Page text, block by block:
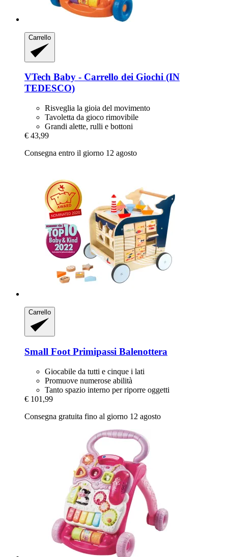
Carrello
VTech Baby -​ Carrello dei Giochi (IN
TEDESCO)
Risveglia la gioia del movimento
Tavoletta da gioco rimovibile
Grandi alette, rulli e bottoni
€ 43,99
Consegna entro il giorno 12 agosto
Carrello
Small Foot Primipassi Balenottera
Giocabile da tutti e cinque i lati
Promuove numerose abilità
Tanto spazio interno per riporre oggetti
€ 101,99
Consegna gratuita fino al giorno 12 agosto